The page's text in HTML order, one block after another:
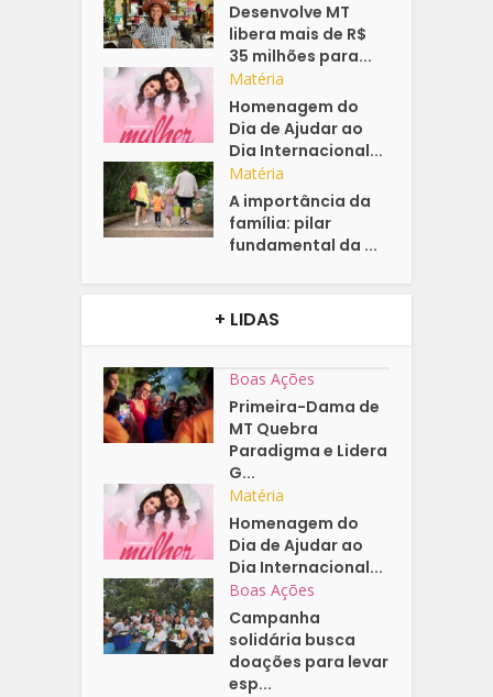
Desenvolve MT
libera mais de R$
35 milhões para...
Matéria
Homenagem do
Dia de Ajudar ao
Dia Internacional...
Matéria
A importância da
família: pilar
fundamental da ...
+ LIDAS
Boas Ações
Primeira-Dama de
MT Quebra
Paradigma e Lidera
G...
Matéria
Homenagem do
Dia de Ajudar ao
Dia Internacional...
Boas Ações
Campanha
solidária busca
doações para levar
esp...